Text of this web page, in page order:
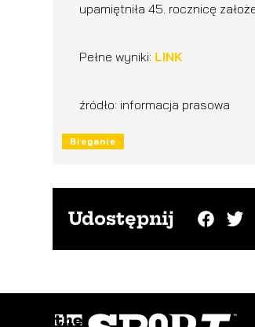
upamiętniła 45. rocznicę
Pełne wyniki: LINK
źródło: informacja prasowa
Bieganie
Udostępnij